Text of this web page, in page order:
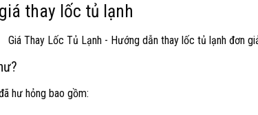
thay lốc tủ lạnh
hư hỏng bao gồm: